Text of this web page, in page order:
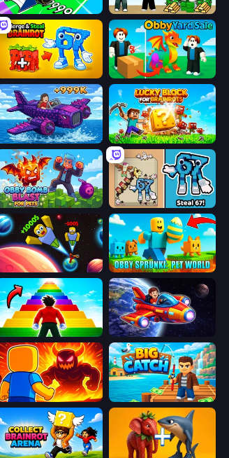
Obby Car Challenge: Drive Obby Tycoon Build the City
Merge & Steal Brainrot Obby Yard Sale
Obby Plane Power Challenge: Fly Lucky Blocks for Brainrots
Obby Bomb Blast For Pets 67 Steal a Brainrot Game
Obby: +1 to Spaceflight Altitude Obby Sprunki: Pet World
Obby Highest Jump Ever Obby Space Challenge: Starships
Obby: Legendary Dragon Big Catch